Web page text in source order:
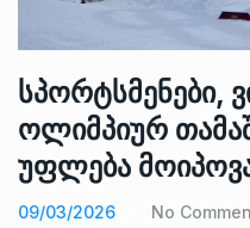
სპორტსმენები,
ოლიმპიურ
უფლება
09/03/2026 No